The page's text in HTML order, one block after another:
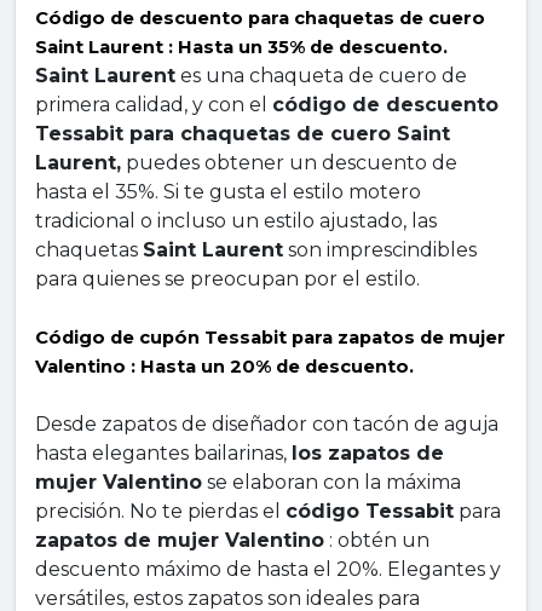
Código de descuento para chaquetas de cuero
Saint Laurent : Hasta un 35% de descuento.
Saint Laurent es una chaqueta de cuero de
primera calidad, y con el código de descuento
Tessabit para chaquetas de cuero Saint
Laurent, puedes obtener un descuento de
hasta el 35%. Si te gusta el estilo motero
tradicional o incluso un estilo ajustado, las
chaquetas Saint Laurent son imprescindibles
para quienes se preocupan por el estilo.
Código de cupón Tessabit para zapatos de mujer
Valentino : Hasta un 20% de descuento.
Desde zapatos de diseñador con tacón de aguja
hasta elegantes bailarinas, los zapatos de
mujer Valentino se elaboran con la máxima
precisión. No te pierdas el código Tessabit
zapatos de mujer Valentino : obtén un
descuento máximo de hasta el 20%. Elegantes y
versátiles, estos zapatos son ideales para